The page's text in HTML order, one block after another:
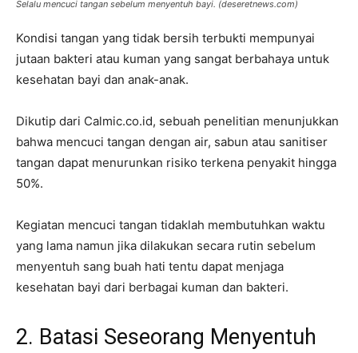
Selalu mencuci tangan sebelum menyentuh bayi. (deseretnews.com)
Kondisi tangan yang tidak bersih terbukti mempunyai
jutaan bakteri atau kuman yang sangat berbahaya untuk
kesehatan bayi dan anak-anak.
Dikutip dari Calmic.co.id, sebuah penelitian menunjukkan
bahwa mencuci tangan dengan air, sabun atau sanitiser
tangan dapat menurunkan risiko terkena penyakit hingga
50%.
Kegiatan mencuci tangan tidaklah membutuhkan waktu
yang lama namun jika dilakukan secara rutin sebelum
menyentuh sang buah hati tentu dapat menjaga
kesehatan bayi dari berbagai kuman dan bakteri.
2. Batasi Seseorang Menyentuh